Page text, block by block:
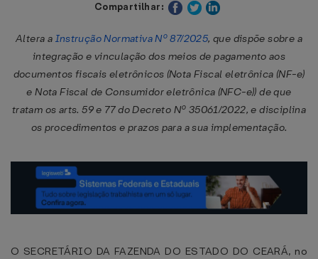
Compartilhar:
Altera a Instrução Normativa Nº 87/2025, que dispõe sobre a
integração e vinculação dos meios de pagamento aos
documentos fiscais eletrônicos (Nota Fiscal eletrônica (NF-e)
e Nota Fiscal de Consumidor eletrônica (NFC-e)) de que
tratam os arts. 59 e 77 do Decreto Nº 35061/2022, e disciplina
os procedimentos e prazos para a sua implementação.
O SECRETÁRIO DA FAZENDA DO ESTADO DO CEARÁ, no